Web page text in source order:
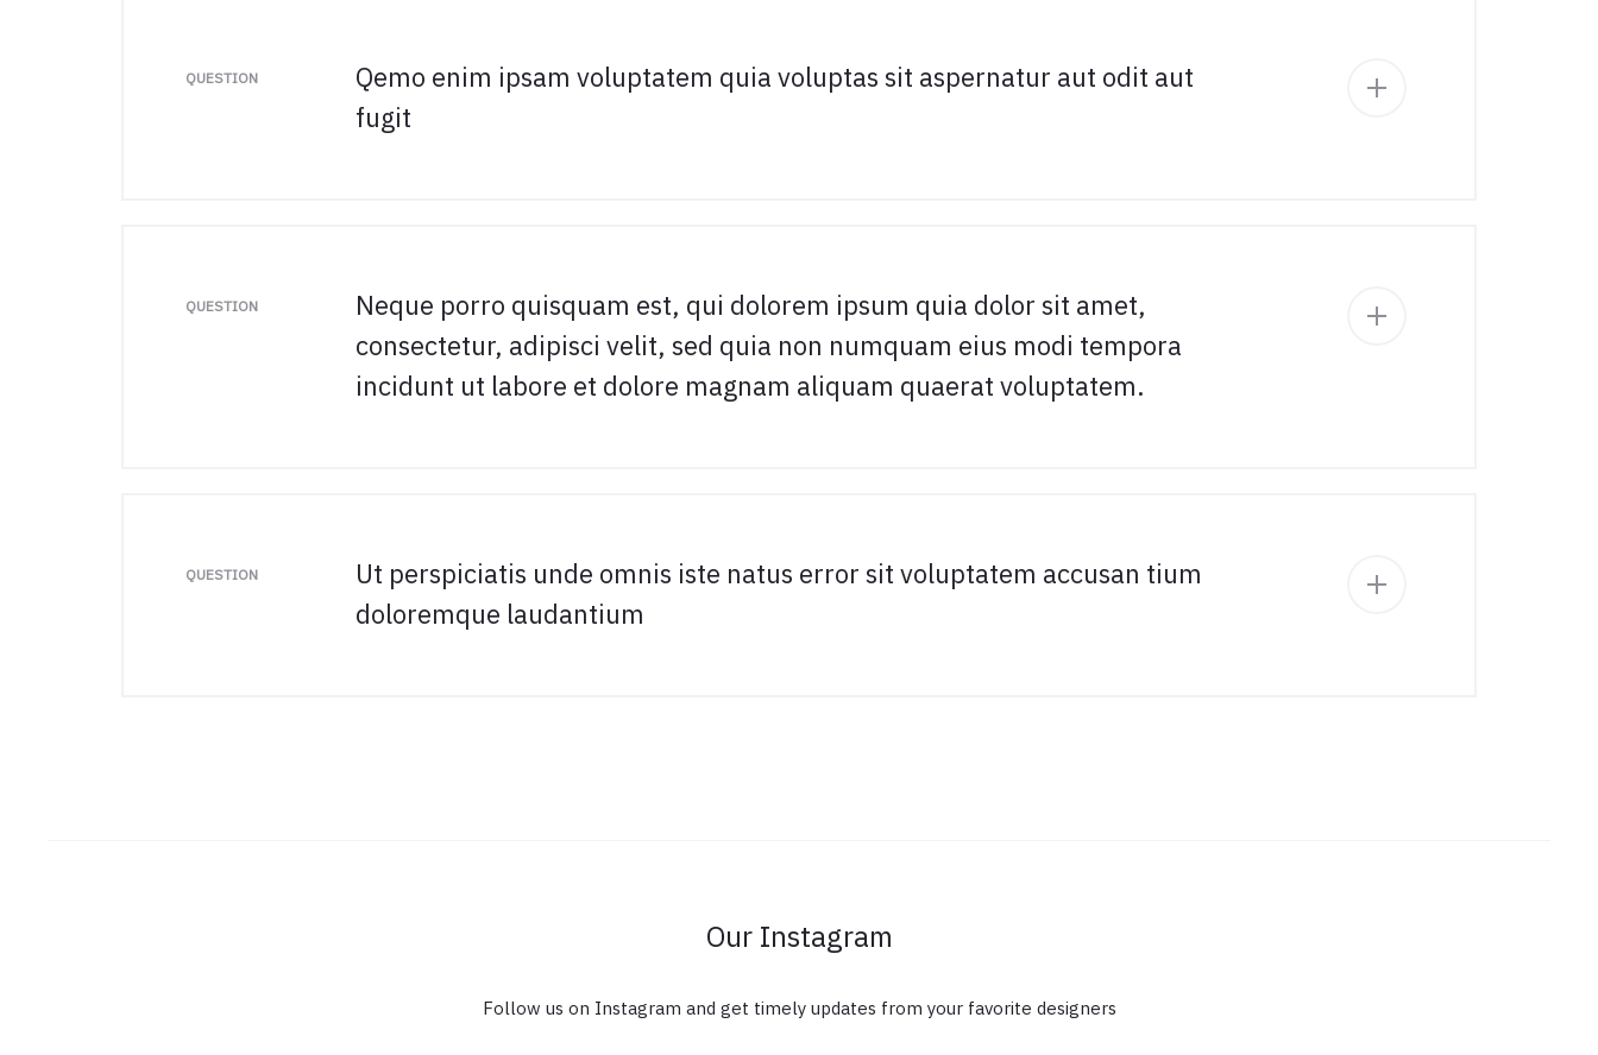
QUESTION
Qemo enim ipsam voluptatem quia voluptas sit aspernatur aut odit aut
fugit
QUESTION
Neque porro quisquam est, qui dolorem ipsum quia dolor sit amet,
consectetur, adipisci velit, sed quia non numquam eius modi tempora
incidunt ut labore et dolore magnam aliquam quaerat voluptatem.
QUESTION
Ut perspiciatis unde omnis iste natus error sit voluptatem accusan tium
doloremque laudantium
Our Instagram
Follow us on Instagram and get timely updates from your favorite designers